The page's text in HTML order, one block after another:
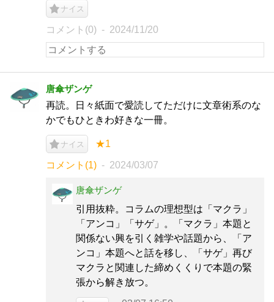
ナイス
コメント(0) 2024/11/20
唐傘ザンゲ
再読。日々紙面で愛読してただけに文章術系のな
かでもひときわ好きな一冊。
ナイス ★1
コメント(1) 2024/03/07
唐傘ザンゲ
引用抜粋。コラムの理想型は「マクラ」
「アンコ」「サゲ」。「マクラ」本題と
関係ない興を引く雑学や話題から、「ア
ンコ」本題へと話を移し、「サゲ」再び
マクラと関連した締めくくりで本題の緊
張から解き放つ。